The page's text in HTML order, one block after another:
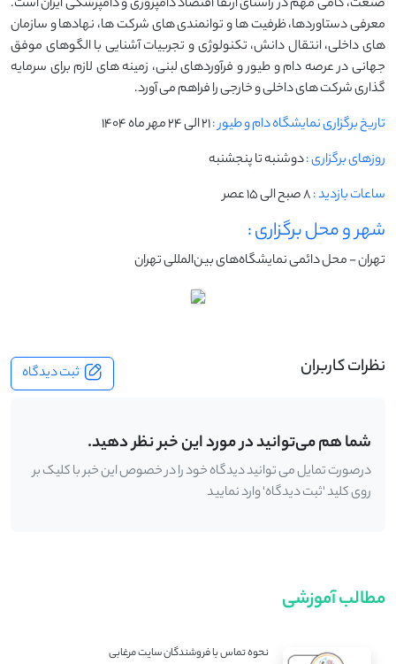
صنعت، گامی مهم در راستای ارتقا اقتصاد دامپروری و دامپزشکی ایران است.
معرفی دستاوردها، ظرفیت ها و توانمندی های شرکت ها، نهادها و سازمان
های داخلی، انتقال دانش، تکنولوژی و تجربیات آشنایی با الگوهای موفق
جهانی در عرصه دام و طیور و فرآوردهای لبنی، زمینه های لازم برای سرمایه
گذاری شرکت های داخلی و خارجی را فراهم می آورد.
تاریخ برگزاری نمایشگاه دام و طیور :21 الی 24 مهر ماه ۱۴۰۴
روزهای برگزاری :دوشنبه تا پنجشنبه
ساعات بازدید :۸ صبح الی ۱۵ عصر
شهر و محل برگزاری :
تهران - محل دائمی نمایشگاه‌های بین‌المللی تهران
نظرات کاربران ثبت دیدگاه
شما هم می‌توانید در مورد این خبر نظر دهید.
درصورت تمایل می توانید دیدگاه خود را در خصوص این خبر با کلیک بر
روی کلید 'ثبت دیدگاه' وارد نمایید
مطالب آموزشی
نحوه تماس با فروشندگان سایت مرغابی